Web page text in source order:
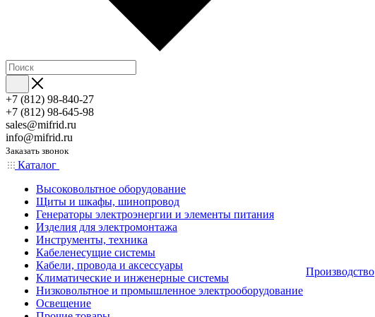
+7 (812) 98-840-27
+7 (812) 98-645-98
sales@mifrid.ru
info@mifrid.ru
Заказать звонок
Каталог
Высоковольтное оборудование
Щиты и шкафы, шинопровод
Генераторы электроэнергии и элементы питания
Изделия для электромонтажа
Инструменты, техника
Кабеленесущие системы
Кабели, провода и аксессуары
Климатические и инженерные системы
Низковольтное и промышленное электрооборудование
Освещение
Производство